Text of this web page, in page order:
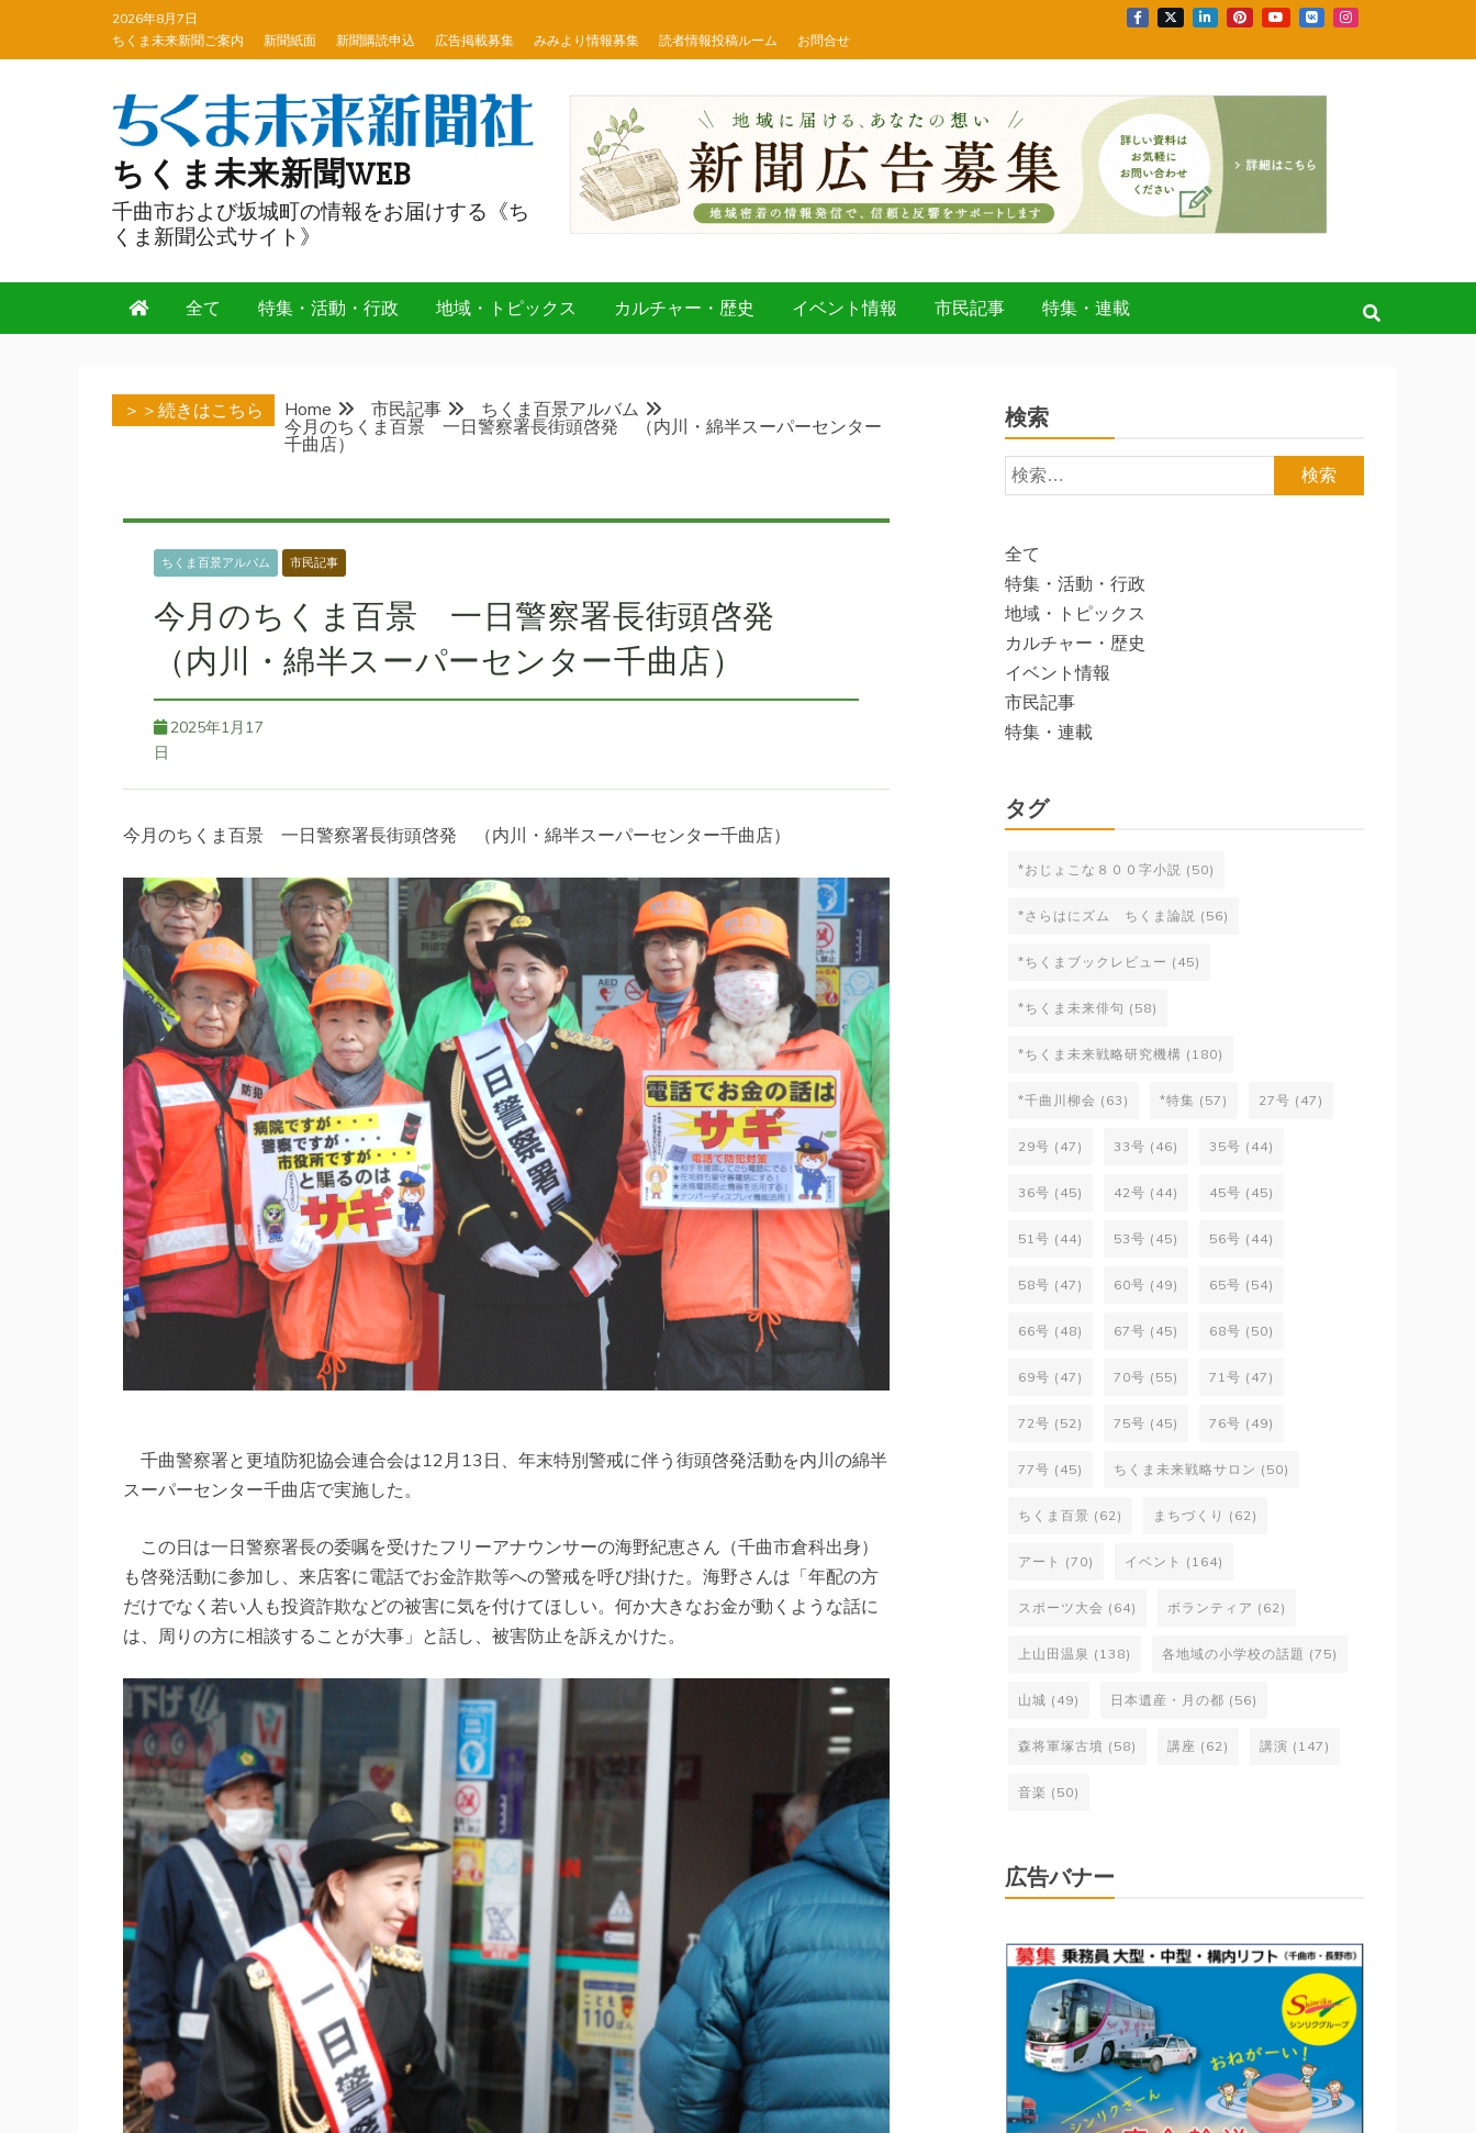
2026年8月7日
ちくま未来新聞ご案内
新聞紙面 新聞購読申込 広告掲載募集 みみより情報募集 読者情報投稿ルーム お問合せ
ちくま未来新聞WEB
千曲市および坂城町の情報をお届けする《ち
くま新聞公式サイト》
全て 特集・活動・行政 地域・トピックス カルチャー・歴史 イベント情報 市民記事 特集・連載
＞＞続きはこちら Home 市民記事
ちくま百景アルバム
今月のちくま百景 一日警察署長街頭啓発 （内川・綿半スーパーセンター
千曲店）
ちくま百景アルバム 市民記事
今月のちくま百景 一日警察署長街頭啓発
（内川・綿半スーパーセンター千曲店）
2025年1月17
日
今月のちくま百景 一日警察署長街頭啓発 （内川・綿半スーパーセンター千曲店）
千曲警察署と更埴防犯協会連合会は12月13日、年末特別警戒に伴う街頭啓発活動を内川の綿半
スーパーセンター千曲店で実施した。
この日は一日警察署長の委嘱を受けたフリーアナウンサーの海野紀恵さん（千曲市倉科出身）
も啓発活動に参加し、来店客に電話でお金詐欺等への警戒を呼び掛けた。海野さんは「年配の方
だけでなく若い人も投資詐欺などの被害に気を付けてほしい。何か大きなお金が動くような話に
は、周りの方に相談することが大事」と話し、被害防止を訴えかけた。
検索
検
索:
全て
特集・活動・行政
地域・トピックス
カルチャー・歴史
イベント情報
市民記事
特集・連載
タグ
*おじょこな８００字小説 (50)
*さらはにズム ちくま論説 (56)
*ちくまブックレビュー (45)
*ちくま未来俳句 (58)
*ちくま未来戦略研究機構 (180)
*千曲川柳会 (63) *特集 (57) 27号 (47)
29号 (47) 33号 (46) 35号 (44)
36号 (45) 42号 (44) 45号 (45)
51号 (44) 53号 (45) 56号 (44)
58号 (47) 60号 (49) 65号 (54)
66号 (48) 67号 (45) 68号 (50)
69号 (47) 70号 (55) 71号 (47)
72号 (52) 75号 (45) 76号 (49)
77号 (45) ちくま未来戦略サロン (50)
ちくま百景 (62) まちづくり (62)
アート (70) イベント (164)
スポーツ大会 (64) ボランティア (62)
上山田温泉 (138) 各地域の小学校の話題 (75)
山城 (49) 日本遺産・月の都 (56)
森将軍塚古墳 (58) 講座 (62) 講演 (147)
音楽 (50)
広告バナー